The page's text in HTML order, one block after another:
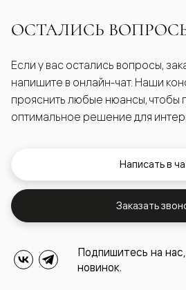
ОСТАЛИСЬ
Если у вас остались вопросы,
напишите в онлайн-чат. Наши
прояснить любые нюансы, чтобы
оптимальное решение для
Написать в
Заказать
Подпишитесь на
новинок.